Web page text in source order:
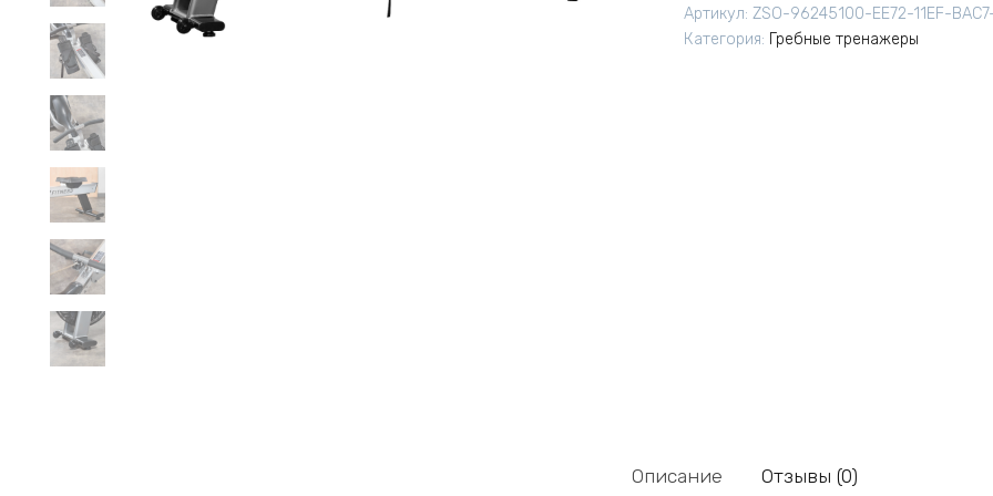
Артикул: ZSO-96245100-EE72-11EF-
Категория: Гребные тренажеры
Описание Отзывы (0)